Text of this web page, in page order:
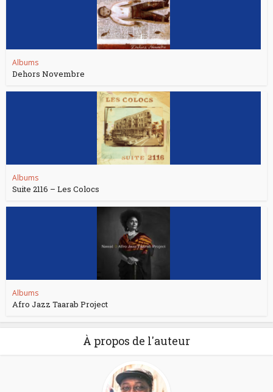
Albums
Dehors Novembre
Albums
Suite 2116 – Les Colocs
Albums
Afro Jazz Taarab Project
À propos de l'auteur